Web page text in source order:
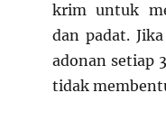
krim untuk
dan padat.
adonan setiap
tidak